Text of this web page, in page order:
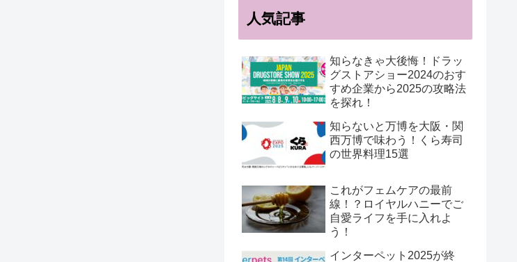
人気記事
知らなきゃ大後悔！ドラッ
グストアショー2024のおす
すめ企業から2025の攻略法
を探れ！
知らないと万博を大阪・関
西万博で味わう！くら寿司
の世界料理15選
これがフェムケアの最前
線！？ロイヤルハニーでご
自愛ライフを手に入れよ
う！
インターペット2025が終